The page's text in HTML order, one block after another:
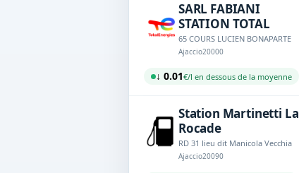
SARL FABIANI
STATION TOTAL
65 COURS LUCIEN BONAPARTE
Ajaccio20000
↓ 0.01€/l en dessous de la moyenne
Station Martinetti La
Rocade
RD 31 lieu dit Manicola Vecchia
Ajaccio20090